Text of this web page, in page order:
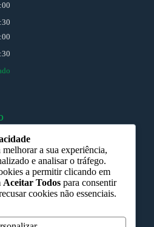
a sua experiência,
e analisar o tráfego.
a permitir clicando em
Aceitar Todos para consentir
cookies não essenciais.